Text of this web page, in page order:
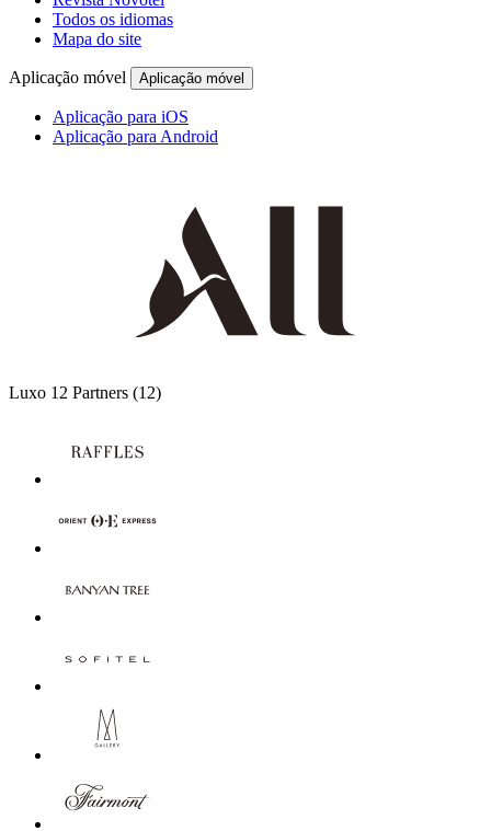
Todos os idiomas
Mapa do site
Aplicação móvel Aplicação móvel
Aplicação para iOS
Aplicação para Android
Luxo 12 Partners (12)